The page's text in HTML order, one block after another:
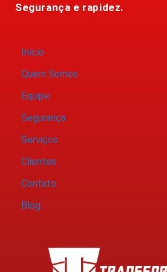
Segurança e rapidez.
Início
Quem Somos
Equipe
Segurança
Serviços
Clientes
Contato
Blog